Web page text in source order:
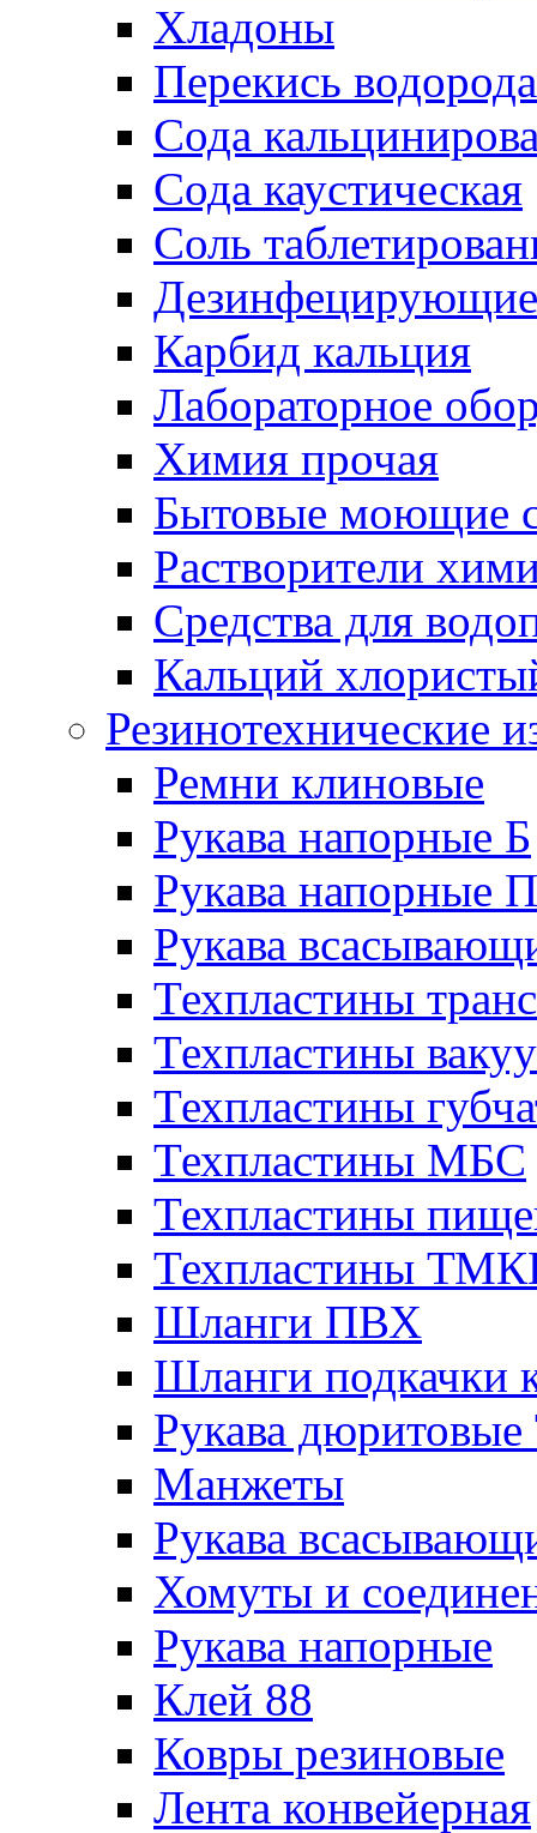
Хладоны
Перекись водорода
Сода
Сода каустическая
Соль
Дезинфецирующие
Карбид кальция
Лабораторное
Химия прочая
Бытовые моющие
Растворители
Средства для
Кальций
Резинотехнические
Ремни клиновые
Рукава напорные Б
Рукава напорные П
Рукава
Техпластины
Техпластины
Техпластины
Техпластины МБС
Техпластины
Техпластины
Шланги ПВХ
Шланги подкачки
Рукава
Манжеты
Рукава
Хомуты и
Рукава напорные
Клей 88
Ковры резиновые
Лента конвейерная